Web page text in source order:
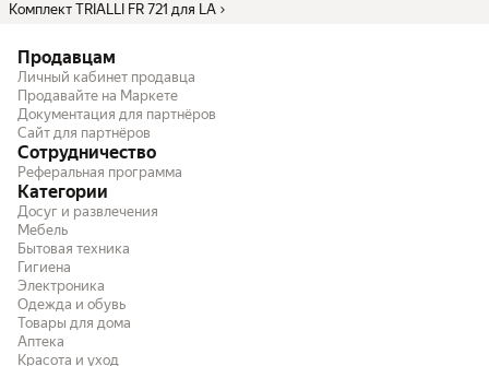
Комплект TRIALLI FR 721 для LA
Продавцам
Личный кабинет продавца
Продавайте на Маркете
Документация для партнёров
Сайт для партнёров
Сотрудничество
Реферальная программа
Категории
Досуг и развлечения
Мебель
Бытовая техника
Гигиена
Электроника
Одежда и обувь
Товары для дома
Аптека
Красота и уход